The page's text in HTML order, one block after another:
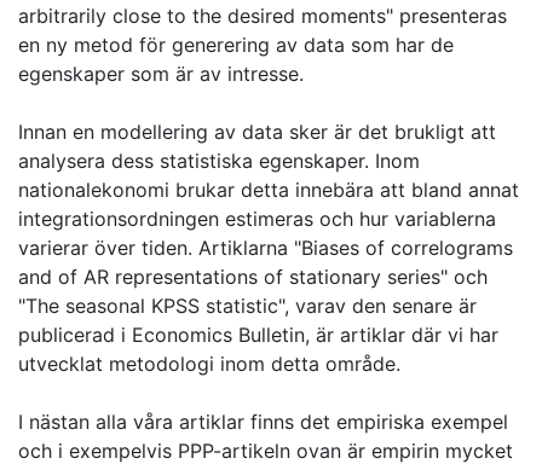
arbitrarily close to the desired moments" presenteras
en ny metod för generering av data som har de
egenskaper som är av intresse.
Innan en modellering av data sker är det brukligt att
analysera dess statistiska egenskaper. Inom
nationalekonomi brukar detta innebära att bland annat
integrationsordningen estimeras och hur variablerna
varierar över tiden. Artiklarna "Biases of correlograms
and of AR representations of stationary series" och
"The seasonal KPSS statistic", varav den senare är
publicerad i Economics Bulletin, är artiklar där vi har
utvecklat metodologi inom detta område.
I nästan alla våra artiklar finns det empiriska exempel
och i exempelvis PPP-artikeln ovan är empirin mycket